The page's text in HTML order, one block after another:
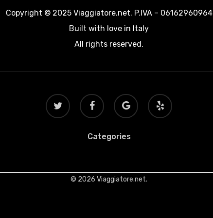
Copyright © 2025 Viaggiatore.net. P.IVA – 06162960964
Built with love in Italy
All rights reserved.
twitter facebook
google-
plus
yelp
Categories
© 2026 Viaggiatore.net.